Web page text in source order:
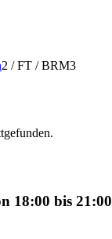
2 / FT / BRM3
18:00 bis 21:00